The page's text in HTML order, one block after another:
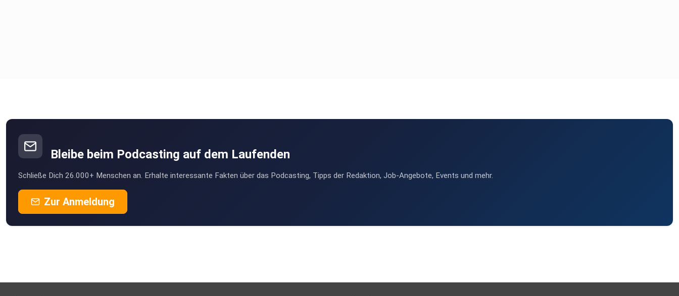
Bleibe beim Podcasting auf dem Laufenden
Schließe Dich 26.000+ Menschen an. Erhalte interessante Fakten über das Podcasting, Tipps der Redaktion, Job-Angebote, Events und mehr.
Zur Anmeldung